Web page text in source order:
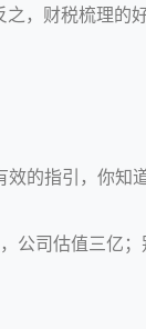
，财税梳理的
效的指引，你知
司估值三亿